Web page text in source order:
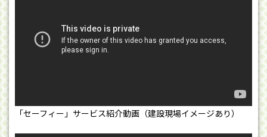
「セーフィー」サービス紹介動画（建設現場イメージあり）